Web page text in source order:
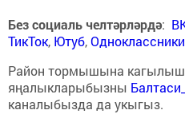
Без социаль челтәрләрдә:
ТикТок, Ютуб,Одноклассники
Район тормышына
яңалыкларыбызны
каналыбызда да укыгыз.